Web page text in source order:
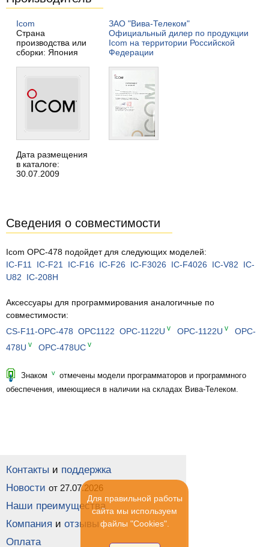
Icom
Страна
производства или
сборки: Япония
Дата размещения
в каталоге:
30.07.2009
ЗАО "Вива-Телеком"
Официальный дилер по продукции
Icom на территории Российской
Федерации
Сведения о совместимости
Icom OPC-478 подойдет для следующих моделей:
IC-F11 IC-F21 IC-F16 IC-F26 IC-F3026 IC-F4026 IC-V82
IC-
U82
IC-208H
Аксессуары для программирования аналогичные по
совместимости:
CS-F11-OPC-478 OPC1122 OPC-1122U v OPC-1122U v
OPC-
478U v OPC-478UC v
Знаком v отмечены модели программаторов и программного
обеспечения, имеющиеся в наличии на складах Вива-Телеком.
Контакты и поддержка
Новости от 27.07.2026
Наши преимущества
Компания и отзывы
Оплата
Для правильной работы
сайта мы используем
файлы "Cookies".